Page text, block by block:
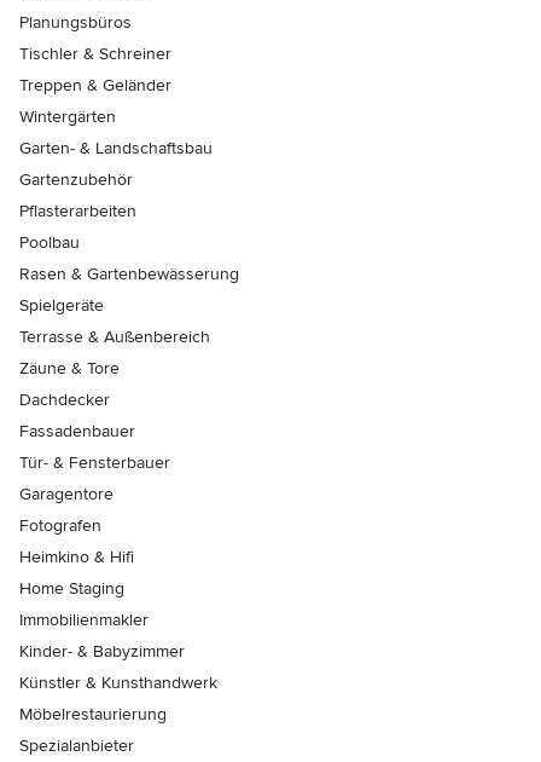
Planungsbüros
Tischler & Schreiner
Treppen & Geländer
Wintergärten
Garten- & Landschaftsbau
Gartenzubehör
Pflasterarbeiten
Poolbau
Rasen & Gartenbewässerung
Spielgeräte
Terrasse & Außenbereich
Zäune & Tore
Dachdecker
Fassadenbauer
Tür- & Fensterbauer
Garagentore
Fotografen
Heimkino & Hifi
Home Staging
Immobilienmakler
Kinder- & Babyzimmer
Künstler & Kunsthandwerk
Möbelrestaurierung
Spezialanbieter